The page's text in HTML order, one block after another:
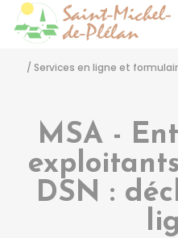
/ Services en ligne et
MSA -
DSN :